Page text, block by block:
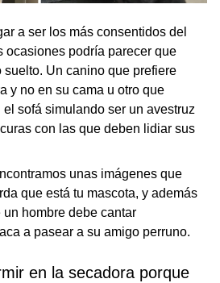
a ser los más consentidos del
ocasiones podría parecer que
Un canino que prefiere
y no en su cama u otro que
sofá simulando ser un avestruz
con las que deben lidiar sus
unas imágenes que
que está tu mascota, y además
hombre debe cantar
a pasear a su amigo perruno.
en la secadora porque